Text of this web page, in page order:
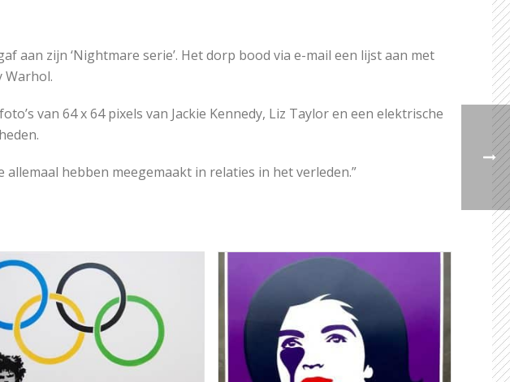
aan zijn ‘Nightmare serie’. Het dorp bood via e-mail een lijst aan met
Warhol.
van 64 x 64 pixels van Jackie Kennedy, Liz Taylor en een elektrische
hebben meegemaakt in relaties in het verleden.”